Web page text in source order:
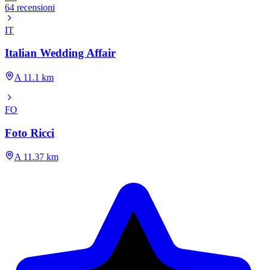
64 recensioni
IT
Italian Wedding Affair
A 11.1 km
FO
Foto Ricci
A 11.37 km